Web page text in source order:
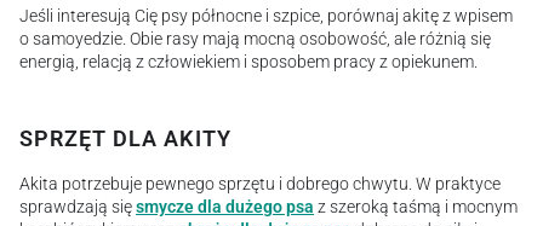
Jeśli interesują Cię psy północne i szpice, porównaj akitę z wpisem
o samoyedzie. Obie rasy mają mocną osobowość, ale różnią się
energią, relacją z człowiekiem i sposobem pracy z opiekunem.
SPRZĘT DLA AKITY
Akita potrzebuje pewnego sprzętu i dobrego chwytu. W praktyce
sprawdzają sięsmycze dla dużego psa z szeroką taśmą i mocnym